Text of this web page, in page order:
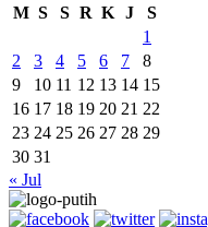
M S S R K J
S
1
2
3 4 5 6 7
8
9
10 11 12 13 14 15
16 17 18 19 20 21 22
23 24 25 26 27 28 29
30 31
« Jul